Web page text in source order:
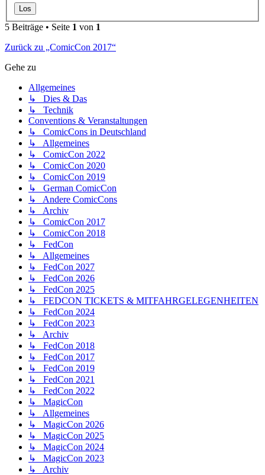
5 Beiträge • Seite 1 von 1
Zurück zu „ComicCon 2017“
Gehe zu
Allgemeines
↳ Dies & Das
↳ Technik
Conventions & Veranstaltungen
↳ ComicCons in Deutschland
↳ Allgemeines
↳ ComicCon 2022
↳ ComicCon 2020
↳ ComicCon 2019
↳ German ComicCon
↳ Andere ComicCons
↳ Archiv
↳ ComicCon 2017
↳ ComicCon 2018
↳ FedCon
↳ Allgemeines
↳ FedCon 2027
↳ FedCon 2026
↳ FedCon 2025
↳ FEDCON TICKETS & MITFAHRGELEGENHEITEN
↳ FedCon 2024
↳ FedCon 2023
↳ Archiv
↳ FedCon 2018
↳ FedCon 2017
↳ FedCon 2019
↳ FedCon 2021
↳ FedCon 2022
↳ MagicCon
↳ Allgemeines
↳ MagicCon 2026
↳ MagicCon 2025
↳ MagicCon 2024
↳ MagicCon 2023
↳ Archiv